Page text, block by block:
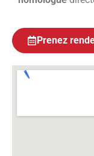
Prenez